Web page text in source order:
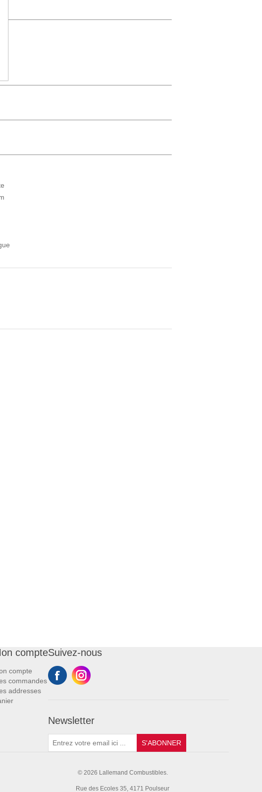
compte
compte
commandes
addresses
Suivez-nous
Newsletter
S'ABONNER
© 2026 Lallemand Combustibles.
Rue des Ecoles 35, 4171 Poulseur